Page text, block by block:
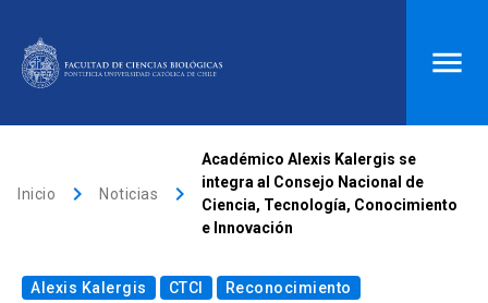
Biblioteca launch Donaciones launch
search
Inicio keyboard_arrow_right Noticias keyboard_arrow_right
Académico Alexis Kalergis se
integra al Consejo Nacional de
Ciencia, Tecnología, Conocimiento
e Innovación
Alexis Kalergis CTCI Reconocimiento